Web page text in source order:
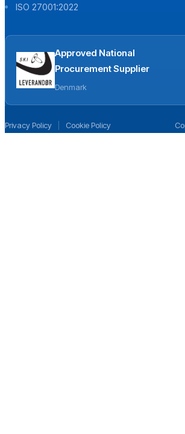
ISO 27001:2022
Approved National
Procurement Supplier
Denmark
Privacy Policy Cookie Policy